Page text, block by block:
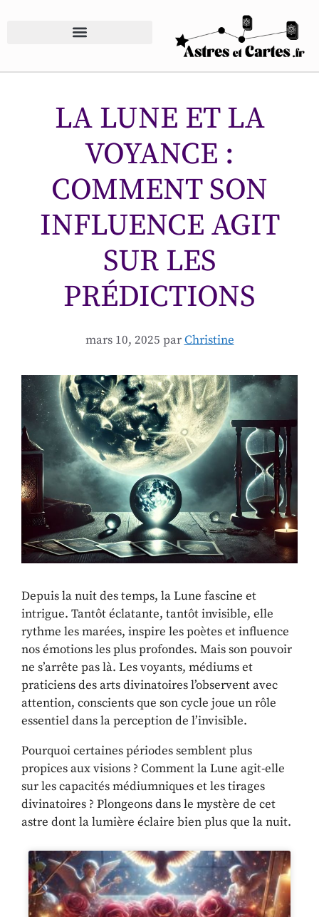
LA LUNE ET LA
VOYANCE :
COMMENT SON
INFLUENCE AGIT
SUR LES
PRÉDICTIONS
mars 10, 2025 parChristine
Depuis la nuit des temps, la Lune fascine et
intrigue. Tantôt éclatante, tantôt invisible, elle
rythme les marées, inspire les poètes et influence
nos émotions les plus profondes. Mais son pouvoir
ne s’arrête pas là. Les voyants, médiums et
praticiens des arts divinatoires l’observent avec
attention, conscients que son cycle joue un rôle
essentiel dans la perception de l’invisible.
Pourquoi certaines périodes semblent plus
propices aux visions ? Comment la Lune agit-elle
sur les capacités médiumniques et les tirages
divinatoires ? Plongeons dans le mystère de cet
astre dont la lumière éclaire bien plus que la nuit.